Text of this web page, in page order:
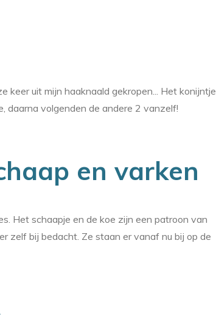
keer uit mijn haaknaald gekropen... Het konijntje
daarna volgenden de andere 2 vanzelf!
en varken
Het schaapje en de koe zijn een patroon van
zelf bij bedacht. Ze staan er vanaf nu bij op de